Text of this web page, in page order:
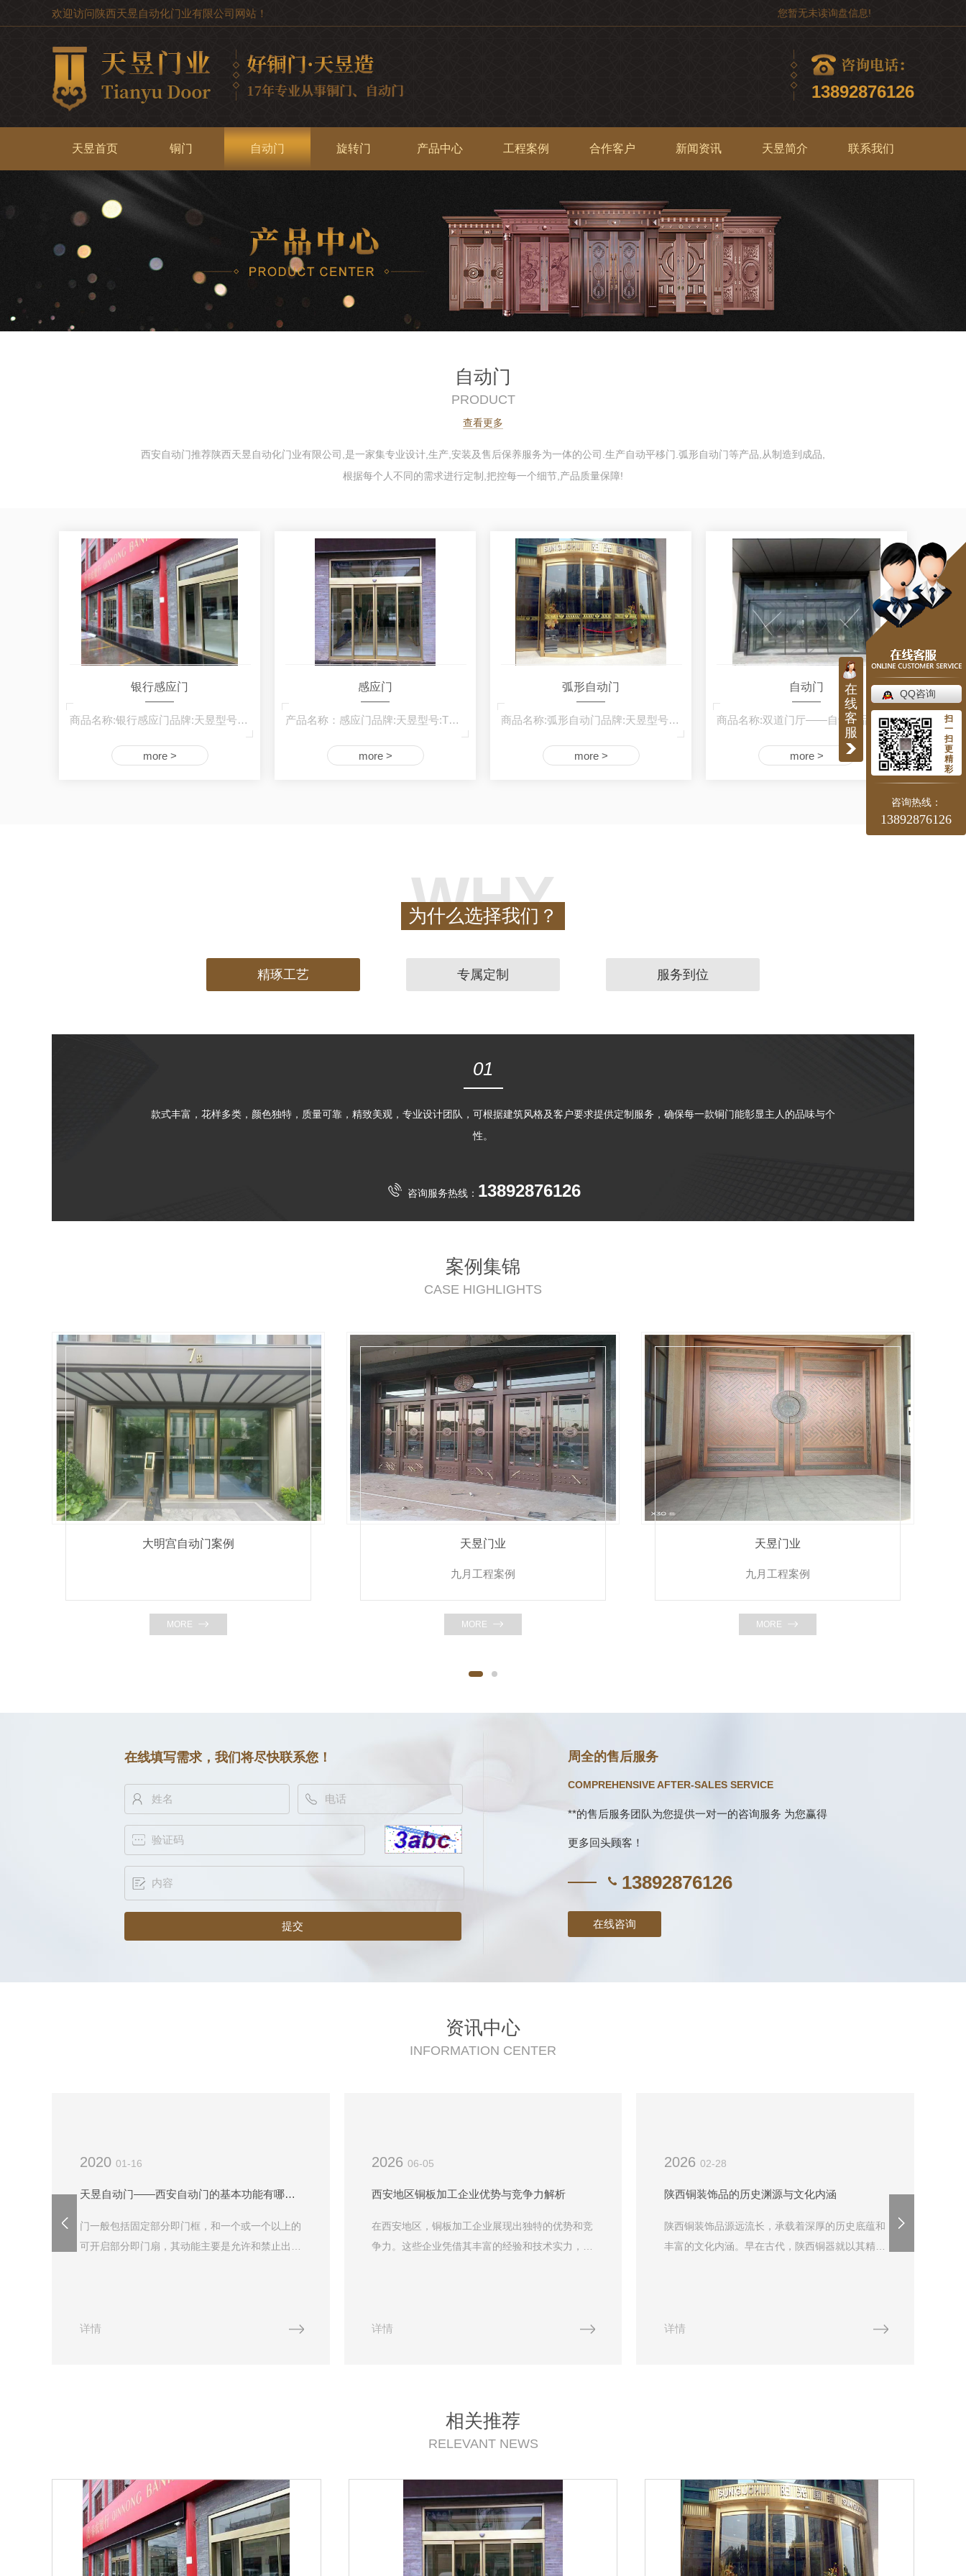
欢迎访问陕西天昱自动化门业有限公司网站！ 您暂无未读询盘信息!
13892876126
天昱首页 铜门 自动门 旋转门 产品中心 工程案例 合作客户 新闻资讯 天昱简介 联系我们
自动门
PRODUCT
查看更多
西安自动门推荐陕西天昱自动化门业有限公司,是一家集专业设计,生产,安装及售后保养服务为一体的公司.生产自动平移门.弧形自动门等产品,从制造到成品,
根据每个人不同的需求进行定制,把控每一个细节,产品质量保障!
银行感应门
商品名称:银行感应门品牌:天昱型号:TY-ZD-00…
more >
感应门
产品名称：感应门品牌:天昱型号:TY-ZD-007产…
more >
弧形自动门
商品名称:弧形自动门品牌:天昱型号:TY-YD-00…
more >
自动门
商品名称:双道门厅——自动门品牌:天昱型号:…
more >
WHY
为什么选择我们？
精琢工艺 专属定制 服务到位
01
款式丰富，花样多类，颜色独特，质量可靠，精致美观，专业设计团队，可根据建筑风格及客户要求提供定制服务，确保每一款铜门能彰显主人的品味与个
性。
咨询服务热线： 13892876126
案例集锦
CASE HIGHLIGHTS
大明宫自动门案例
MORE
天昱门业
九月工程案例
MORE
天昱门业
九月工程案例
MORE
在线填写需求，我们将尽快联系您！ 周全的售后服务
COMPREHENSIVE AFTER-SALES SERVICE
**的售后服务团队为您提供一对一的咨询服务 为您赢得
更多回头顾客！
13892876126
在线咨询
资讯中心
INFORMATION CENTER
2020 01-16
天昱自动门——西安自动门的基本功能有哪些？
门一般包括固定部分即门框，和一个或一个以上的
可开启部分即门扇，其动能主要是允许和禁止出
和通行效率。由于采用了**的控制技术和安全保护
详情
202606-05
西安地区铜板加工企业优势与竞争力解析
在西安地区，铜板加工企业展现出独特的优势和竞
争力。这些企业凭借其丰富的经验和技术实力，在
详情
2026 02-28
陕西铜装饰品的历史渊源与文化内涵
陕西铜装饰品源远流长，承载着深厚的历史底蕴和
丰富的文化内涵。早在古代，陕西铜器就以其精美
详情
相关推荐
RELEVANT NEWS
在
线
客
服
QQ咨询
扫
一
扫
更
精
彩
咨询热线：
13892876126